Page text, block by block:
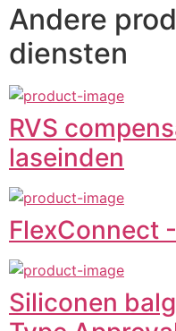
Andere
diensten
RVS
laseinden
FlexConnect
Siliconen